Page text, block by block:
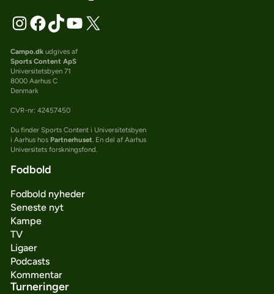
Campo.dkudgives af
Sports Content ApS
Universitetsbyen 71
8000 Aarhus C
Denmark
CVR-nr: 42457450
Du finder Sports Content i Universitetsbyen
i Aarhus hos Partnerhuset. En del af Aarhus
Universitets forskningsfond.
Fodbold
Fodbold nyheder
Seneste nyt
Kampe
TV
Ligaer
Podcasts
Kommentar
Turneringer